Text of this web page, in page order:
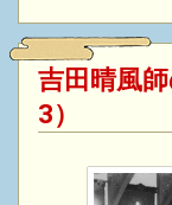
吉田晴風
3）